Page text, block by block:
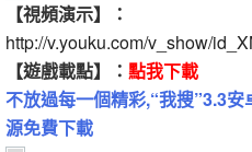
【視頻演示】：
http://v.youku.com/v_show/
【遊戲載點】： 點我下載
不放過每一個精彩,“我搜”3.3
源免費下載